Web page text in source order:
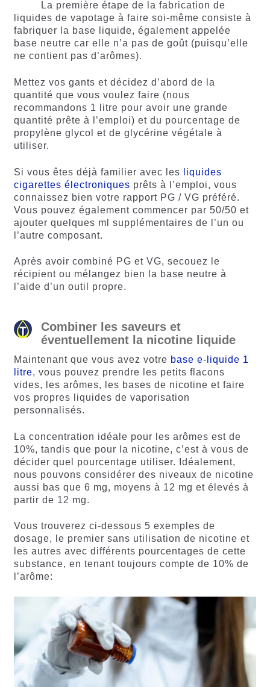
La première étape de la fabrication de
liquides de vapotage à faire soi-même consiste à
fabriquer la base liquide, également appelée
base neutre car elle n’a pas de goût (puisqu’elle
ne contient pas d’arômes).
Mettez vos gants et décidez d’abord de la
quantité que vous voulez faire (nous
recommandons 1 litre pour avoir une grande
quantité prête à l’emploi) et du pourcentage de
propylène glycol et de glycérine végétale à
utiliser.
Si vous êtes déjà familier avec les
liquides
cigarettes électroniques prêts à l’emploi, vous
connaissez bien votre rapport PG / VG préféré.
Vous pouvez également commencer par 50/50 et
ajouter quelques ml supplémentaires de l’un ou
l’autre composant.
Après avoir combiné PG et VG, secouez le
récipient ou mélangez bien la base neutre à
l’aide d’un outil propre.
Combiner les saveurs et
éventuellement la nicotine liquide
Maintenant que vous avez votre base e-liquide 1
litre, vous pouvez prendre les petits flacons
vides, les arômes, les bases de nicotine et faire
vos propres liquides de vaporisation
personnalisés.
La concentration idéale pour les arômes est de
10%, tandis que pour la nicotine, c’est à vous de
décider quel pourcentage utiliser. Idéalement,
nous pouvons considérer des niveaux de nicotine
aussi bas que 6 mg, moyens à 12 mg et élevés à
partir de 12 mg.
Vous trouverez ci-dessous 5 exemples de
dosage, le premier sans utilisation de nicotine et
les autres avec différents pourcentages de cette
substance, en tenant toujours compte de 10% de
l’arôme: